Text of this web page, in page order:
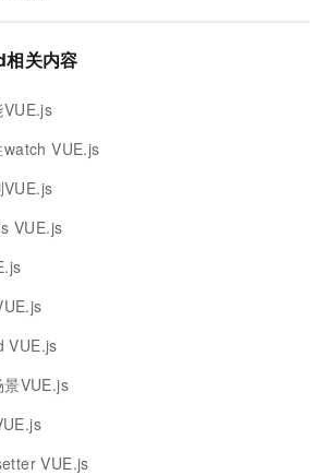
关内容
VUE.js
VUE.js
VUE.js
VUE.js
VUE.js